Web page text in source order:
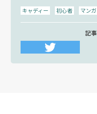
キャディー 初心者 マンガ
記